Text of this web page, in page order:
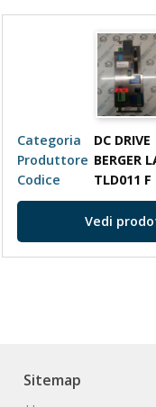
Categoria
DC DRIVE
Produttore BERGER
Codice
TLD011 F
Vedi
Sitemap